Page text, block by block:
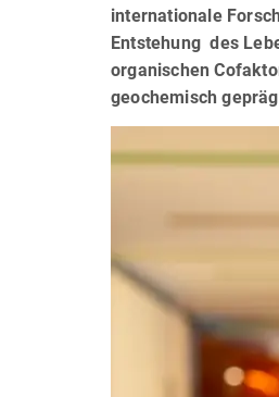
internationale
Entstehung des
organischen
geochemisch